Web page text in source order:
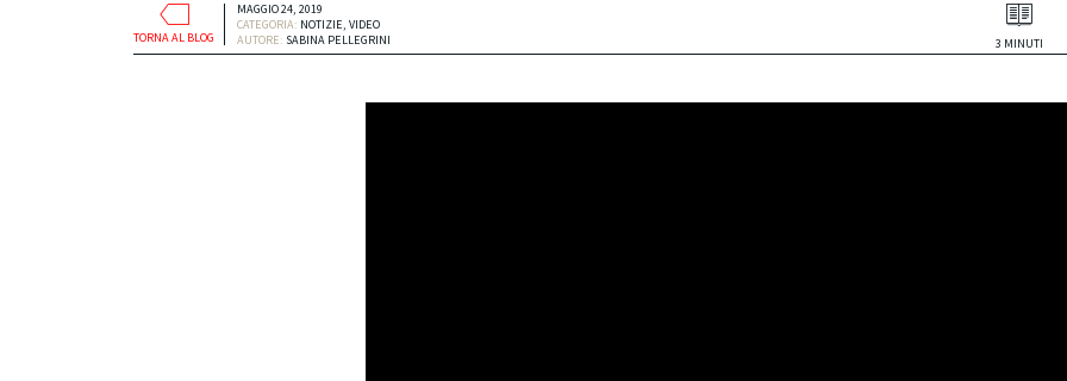
TORNA AL BLOG
MAGGIO 24, 2019
CATEGORIA: NOTIZIE, VIDEO
AUTORE: SABINA PELLEGRINI 3 MINUTI